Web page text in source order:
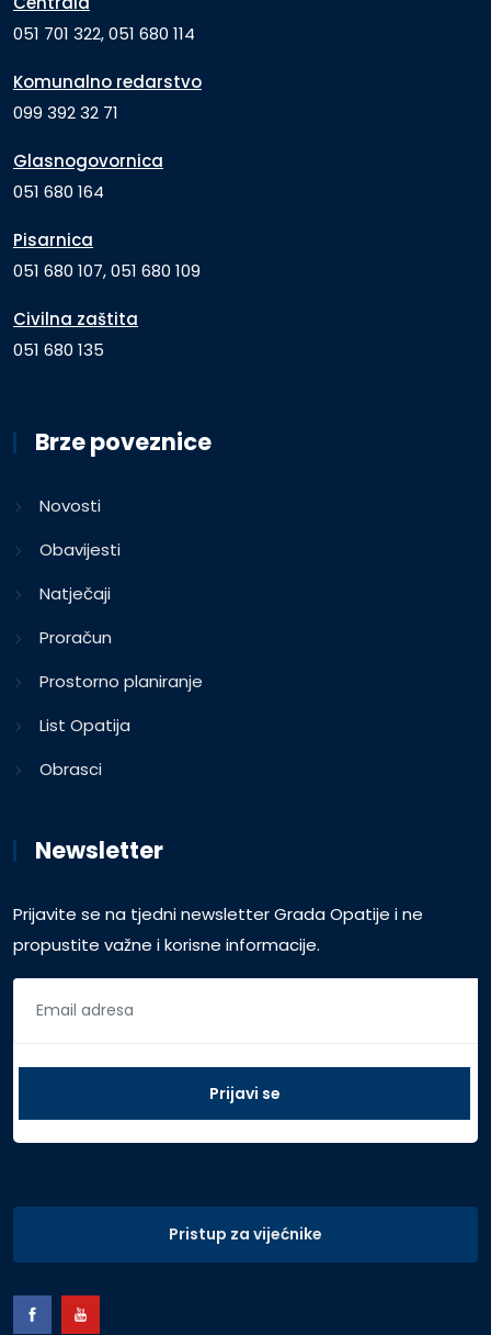
051 701 322, 051 680 114
Komunalno redarstvo
099 392 32 71
Glasnogovornica
051 680 164
Pisarnica
051 680 107, 051 680 109
Civilna zaštita
051 680 135
Brze poveznice
Novosti
Obavijesti
Natječaji
Proračun
Prostorno planiranje
List Opatija
Obrasci
Newsletter
Prijavite se na tjedni newsletter Grada Opatije i ne
propustite važne i korisne informacije.
Pristup za vijećnike